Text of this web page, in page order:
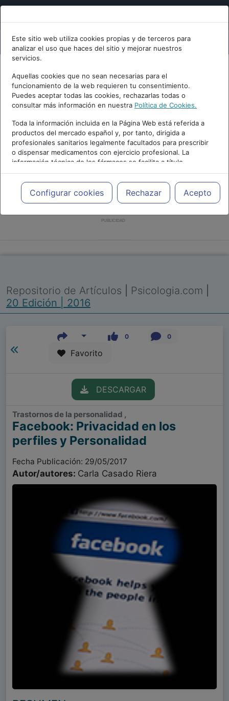
Este sitio web utiliza cookies propias y de terceros para
analizar el uso que haces del sitio y mejorar nuestros
servicios.
Aquellas cookies que no sean necesarias para el
funcionamiento de la web requieren tu consentimiento.
Puedes aceptar todas las cookies, rechazarlas todas o
consultar más información en nuestra Política de Cookies.
Toda la información incluida en la Página Web está referida a
productos del mercado español y, por tanto, dirigida a
profesionales sanitarios legalmente facultados para prescribir
o dispensar medicamentos con ejercicio profesional. La
información técnica de los fármacos se facilita a título
meramente informativo, siendo responsabilidad de los
profesionales facultados prescribir medicamentos y decidir, en
cada caso concreto, el tratamiento más adecuado a las
necesidades del paciente.
Configurar cookies Rechazar Acepto
PUBLICIDAD
Repositorio de Artículos Psicologia.com
20 Edición | 2016
0 0
Favorito
DESCARGAR
Trastornos de la personalidad ,
Facebook: Privacidad en los
perfiles y Personalidad
Fecha Publicación: 29/05/2017
Autor/autores: Carla Casado Riera